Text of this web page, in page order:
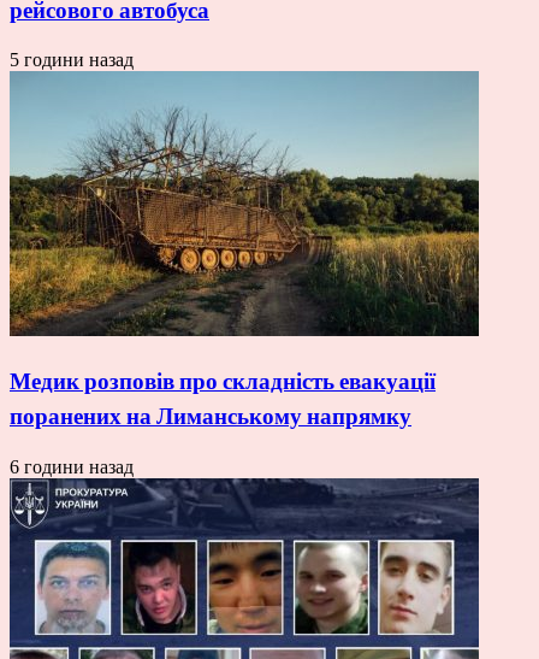
рейсового автобуса
5 години назад
Медик розповів про складність евакуації
поранених на Лиманському напрямку
6 години назад